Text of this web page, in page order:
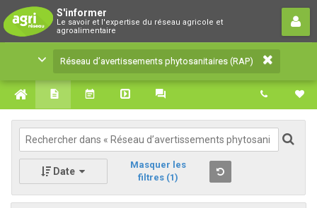
S'informer
Le savoir et l'expertise du réseau agricole et
agroalimentaire
Réseau d’avertissements
phytosanitaires (RAP)
Le savoir et l'expertise du réseau agricole et
agroalimentaire
Réseau d’avertissements phytosanitaires (RAP)
Date
Masquer les
filtres (1)